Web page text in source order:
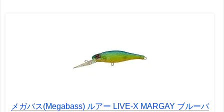
メガバス(Megabass) ルアー LIVE-X MARGAY ブルーバ